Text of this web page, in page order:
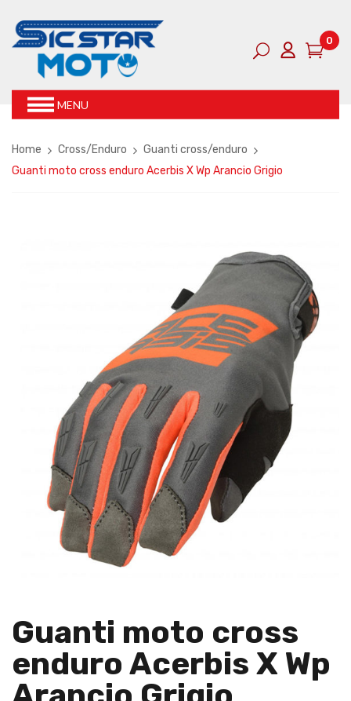
0
MENU
Home Cross/Enduro
Guanti cross/enduro
Guanti moto cross enduro Acerbis X Wp Arancio Grigio
Guanti moto cross
enduro Acerbis X Wp